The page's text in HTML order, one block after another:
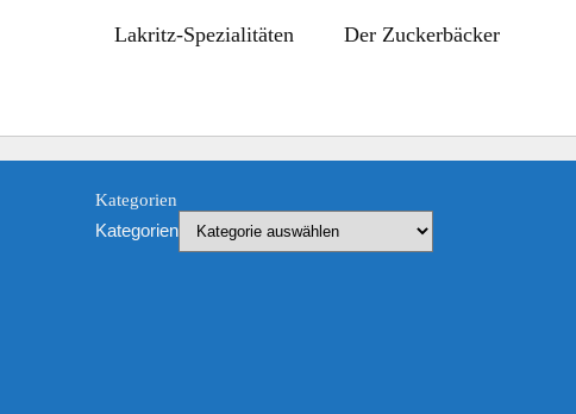
Lakritz-Spezialitäten Der Zuckerbäcker
Kategorien
Kategorien